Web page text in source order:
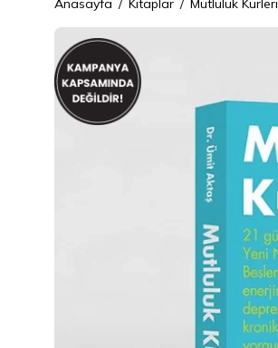
Anasayfa / Kitaplar / Mutluluk Kürleri
Görseli
aç